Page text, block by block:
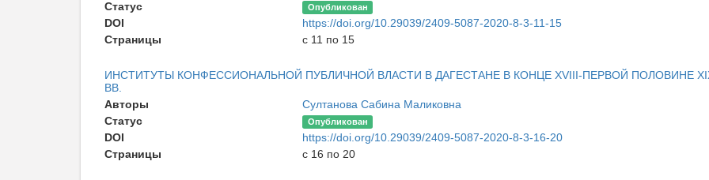
Статус
Опубликован
DOI
https://doi.org/10.29039/2409-5087-2020-8-3-11-15
Страницы
с 11 по 15
ИНСТИТУТЫ КОНФЕССИОНАЛЬНОЙ ПУБЛИЧНОЙ ВЛАСТИ В ДАГЕСТАНЕ В КОНЦЕ XVIII-ПЕРВОЙ ПОЛОВИНЕ
ВВ.
Авторы
Султанова Сабина Маликовна
Статус
Опубликован
DOI
https://doi.org/10.29039/2409-5087-2020-8-3-16-20
Страницы
с 16 по 20